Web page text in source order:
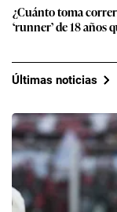
¿Cuánto toma
‘runner’ de 18 años
Últimas noticias